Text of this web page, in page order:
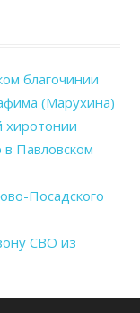
благочинии
(Марухина)
хиротонии
Павловском
Посадского
СВО из